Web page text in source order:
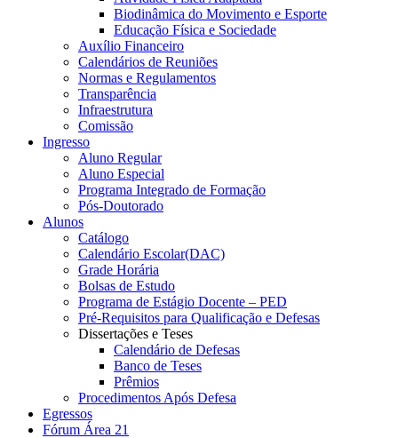
Biodinâmica do Movimento e Esporte
Educação Física e Sociedade
Auxílio Financeiro
Calendários de Reuniões
Normas e Regulamentos
Transparência
Infraestrutura
Comissão
Ingresso
Aluno Regular
Aluno Especial
Programa Integrado de Formação
Pós-Doutorado
Alunos
Catálogo
Calendário Escolar(DAC)
Grade Horária
Bolsas de Estudo
Programa de Estágio Docente – PED
Pré-Requisitos para Qualificação e Defesas
Dissertações e Teses
Calendário de Defesas
Banco de Teses
Prêmios
Procedimentos Após Defesa
Egressos
Fórum Área 21